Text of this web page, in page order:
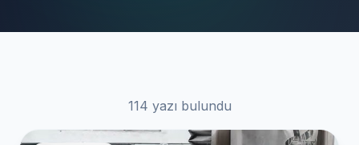
114 yazı bulundu